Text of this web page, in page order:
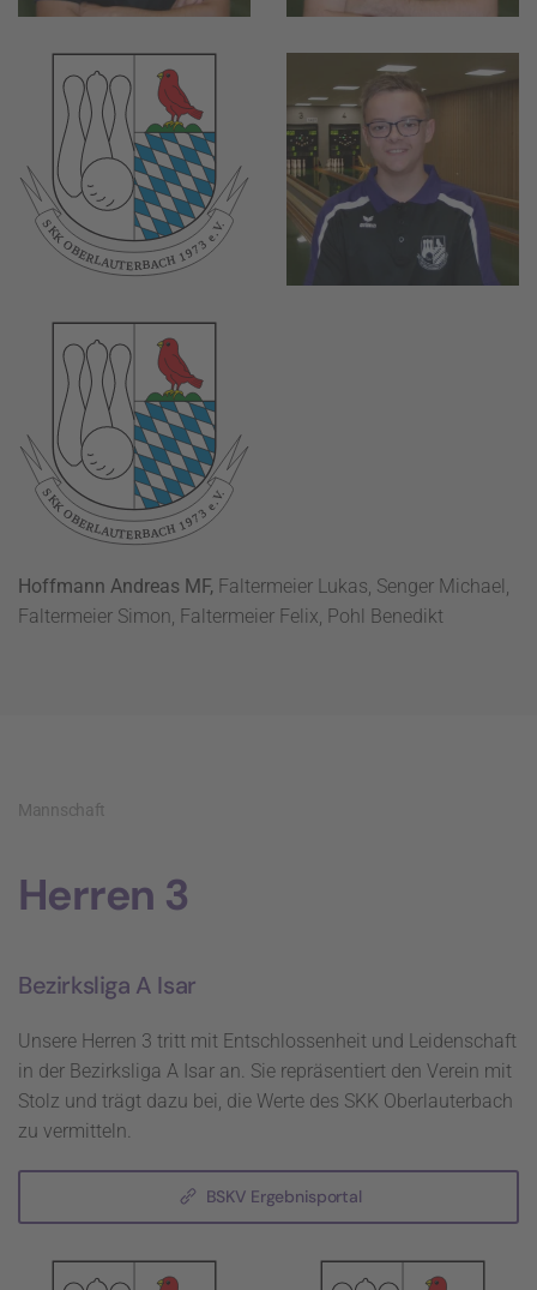
Hoffmann Andreas MF, Faltermeier Lukas, Senger Michael,
Faltermeier Simon, Faltermeier Felix, Pohl Benedikt
Mannschaft
Herren 3
Bezirksliga A Isar
Unsere Herren 3 tritt mit Entschlossenheit und Leidenschaft
in der Bezirksliga A Isar an. Sie repräsentiert den Verein mit
Stolz und trägt dazu bei, die Werte des SKK Oberlauterbach
zu vermitteln.
BSKV Ergebnisportal